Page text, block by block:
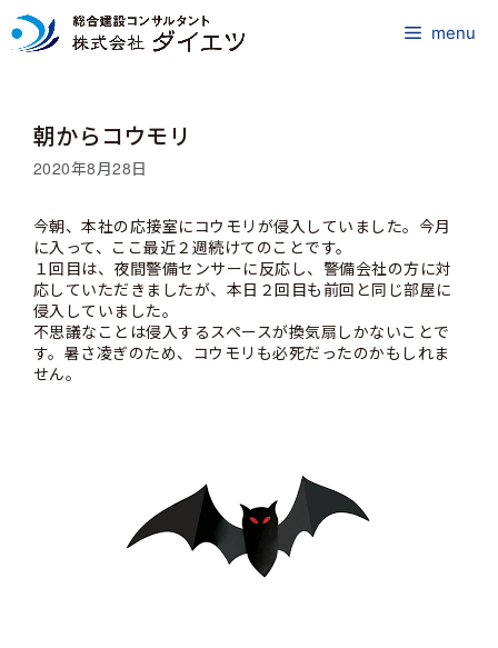
コ
ン
menu
朝からコウモリ
2020年8月28日
今朝、本社の応接室にコウモリが侵入していました。今月
に入って、ここ最近２週続けてのことです。
１回目は、夜間警備センサーに反応し、警備会社の方に対
応していただきましたが、本日２回目も前回と同じ部屋に
侵入していました。
不思議なことは侵入するスペースが換気扇しかないことで
す。暑さ凌ぎのため、コウモリも必死だったのかもしれま
せん。